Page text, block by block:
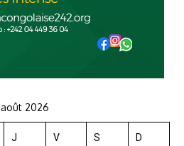
août 2026
J V S D